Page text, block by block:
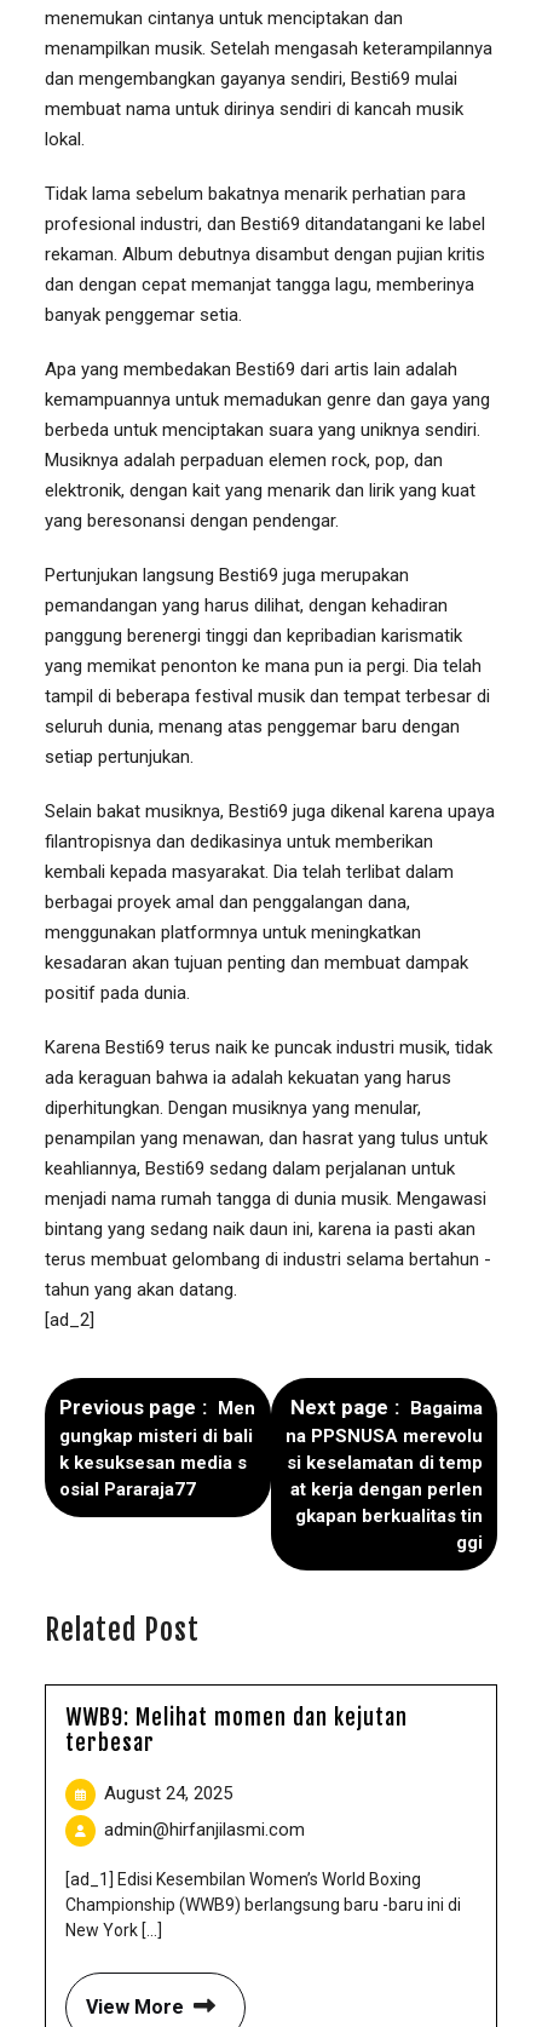
menemukan cintanya untuk menciptakan dan
menampilkan musik. Setelah mengasah keterampilannya
dan mengembangkan gayanya sendiri, Besti69 mulai
membuat nama untuk dirinya sendiri di kancah musik
lokal.
Tidak lama sebelum bakatnya menarik perhatian para
profesional industri, dan Besti69 ditandatangani ke label
rekaman. Album debutnya disambut dengan pujian kritis
dan dengan cepat memanjat tangga lagu, memberinya
banyak penggemar setia.
Apa yang membedakan Besti69 dari artis lain adalah
kemampuannya untuk memadukan genre dan gaya yang
berbeda untuk menciptakan suara yang uniknya sendiri.
Musiknya adalah perpaduan elemen rock, pop, dan
elektronik, dengan kait yang menarik dan lirik yang kuat
yang beresonansi dengan pendengar.
Pertunjukan langsung Besti69 juga merupakan
pemandangan yang harus dilihat, dengan kehadiran
panggung berenergi tinggi dan kepribadian karismatik
yang memikat penonton ke mana pun ia pergi. Dia telah
tampil di beberapa festival musik dan tempat terbesar di
seluruh dunia, menang atas penggemar baru dengan
setiap pertunjukan.
Selain bakat musiknya, Besti69 juga dikenal karena upaya
filantropisnya dan dedikasinya untuk memberikan
kembali kepada masyarakat. Dia telah terlibat dalam
berbagai proyek amal dan penggalangan dana,
menggunakan platformnya untuk meningkatkan
kesadaran akan tujuan penting dan membuat dampak
positif pada dunia.
Karena Besti69 terus naik ke puncak industri musik, tidak
ada keraguan bahwa ia adalah kekuatan yang harus
diperhitungkan. Dengan musiknya yang menular,
penampilan yang menawan, dan hasrat yang tulus untuk
keahliannya, Besti69 sedang dalam perjalanan untuk
menjadi nama rumah tangga di dunia musik. Mengawasi
bintang yang sedang naik daun ini, karena ia pasti akan
terus membuat gelombang di industri selama bertahun -
tahun yang akan datang.
[ad_2]
Previous page
Men
gungkap misteri di bali
k kesuksesan media s
osial Pararaja77
Next page
Bagaima
na PPSNUSA merevolu
si keselamatan di temp
at kerja dengan perlen
gkapan berkualitas tin
ggi
Related Post
WWB9: Melihat momen dan kejutan
terbesar
August 24, 2025
admin@hirfanjilasmi.com
[ad_1] Edisi Kesembilan Women’s World Boxing
Championship (WWB9) berlangsung baru -baru ini di
New York [...]
View More